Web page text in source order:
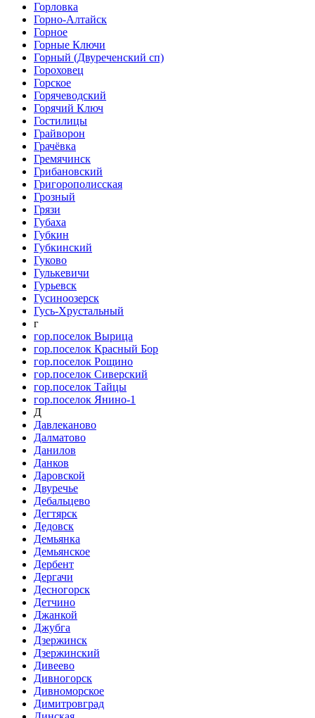
Горловка
Горно-Алтайск
Горное
Горные Ключи
Горный (Двуреченский сп)
Гороховец
Горское
Горячеводский
Горячий Ключ
Гостилицы
Грайворон
Грачёвка
Гремячинск
Грибановский
Григорополисская
Грозный
Грязи
Губаха
Губкин
Губкинский
Гуково
Гулькевичи
Гурьевск
Гусиноозерск
Гусь-Хрустальный
г
гор.поселок Вырица
гор.поселок Красный Бор
гор.поселок Рощино
гор.поселок Сиверский
гор.поселок Тайцы
гор.поселок Янино-1
Д
Давлеканово
Далматово
Данилов
Данков
Даровской
Двуречье
Дебальцево
Дегтярск
Дедовск
Демьянка
Демьянское
Дербент
Дергачи
Десногорск
Детчино
Джанкой
Джубга
Дзержинск
Дзержинский
Дивеево
Дивногорск
Дивноморское
Димитровград